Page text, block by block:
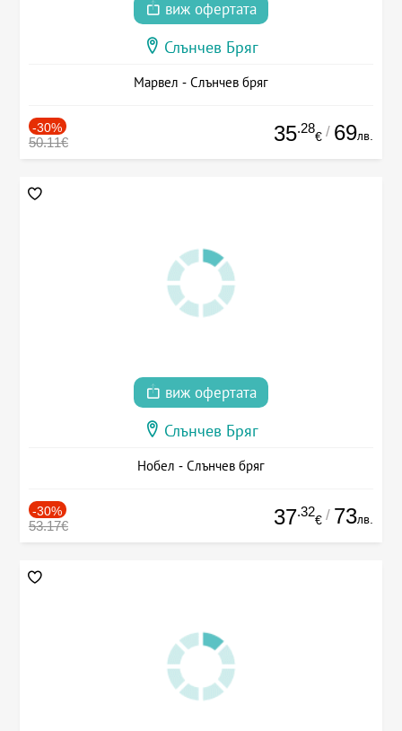
виж офертата
Слънчев Бряг
Марвел - Слънчев бряг
-30%
50.11€ 35.28
€ / 69лв.
виж офертата
Слънчев Бряг
Нобел - Слънчев бряг
-30%
53.17€ 37.32
€ / 73лв.